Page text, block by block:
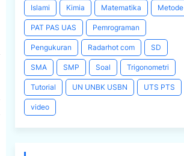
Islami Kimia Matematika Metode
PAT PAS UAS Pemrograman
Pengukuran Radarhot com SD
SMA SMP Soal Trigonometri
Tutorial UN UNBK USBN UTS PTS
video